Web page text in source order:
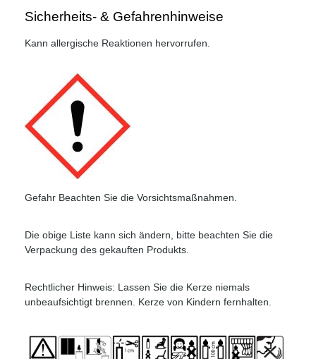
Sicherheits- & Gefahrenhinweise
Kann allergische Reaktionen hervorrufen.
Gefahr Beachten Sie die Vorsichtsmaßnahmen.
Die obige Liste kann sich ändern, bitte beachten Sie die
Verpackung des gekauften Produkts.
Rechtlicher Hinweis: Lassen Sie die Kerze niemals
unbeaufsichtigt brennen. Kerze von Kindern fernhalten.